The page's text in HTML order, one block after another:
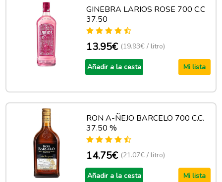
GINEBRA LARIOS ROSE 700 C.C
37.50
13.95€ (19.93€ / litro)
Añadir a la cesta Mi lista
RON A-ÑEJO BARCELO 700 C.C.
37.50 %
14.75€ (21.07€ / litro)
Añadir a la cesta Mi lista